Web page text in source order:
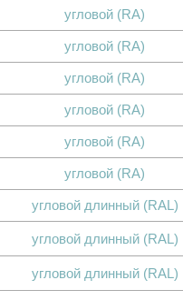
угловой (RA)
угловой (RA)
угловой (RA)
угловой (RA)
угловой (RA)
угловой (RA)
угловой длинный (RAL)
угловой длинный (RAL)
угловой длинный (RAL)